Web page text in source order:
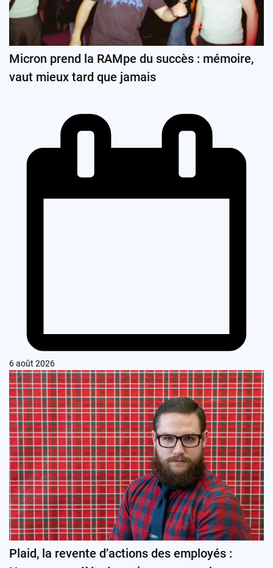
Micron prend la RAMpe du succès : mémoire,
vaut mieux tard que jamais
6 août 2026
Plaid, la revente d’actions des employés :